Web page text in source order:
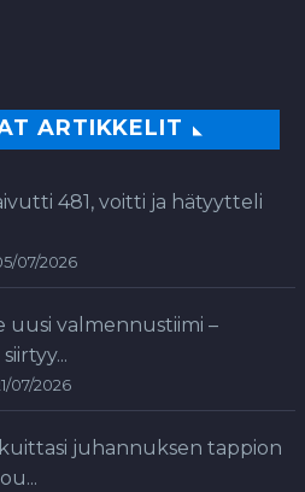
ARTIKKELIT
481, voitti ja hätyytteli
07/2026
uusi valmennustiimi –
07/2026
juhannuksen tappion